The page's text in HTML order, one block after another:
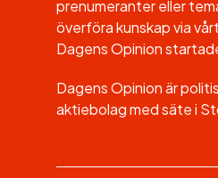
prenumeranter eller
överföra kunskap via
Dagens Opinion
Dagens Opinion är
aktiebolag med säte i